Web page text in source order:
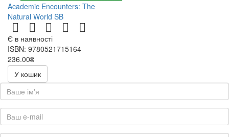
Academic Encounters: The
Natural World SB
Є в наявності
ISBN: 9780521715164
236.00₴
472.00₴
У кошик